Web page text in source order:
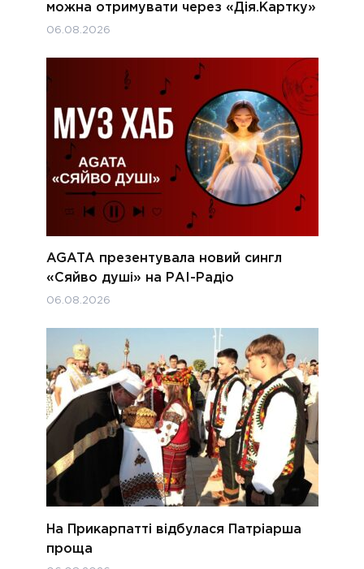
можна отримувати через «Дія.Картку»
06.08.2026
AGATA презентувала новий сингл
«Сяйво душі» на РАІ-Радіо
06.08.2026
На Прикарпатті відбулася Патріарша
проща